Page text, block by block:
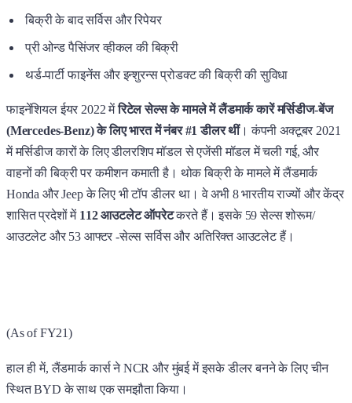
बिक्री के बाद सर्विस और रिपेयर
प्री ओन्ड पैसिंजर व्हीकल की बिक्री
थर्ड-पार्टी फाइनेंस और इन्शुरन्स प्रोडक्ट की बिक्री की सुविधा
फाइनेंशियल ईयर 2022 मेंरिटेल सेल्स के मामले में लैंडमार्क कारें मर्सिडीज-बेंज
(Mercedes-Benz) के लिए भारत में नंबर #1 डीलर थीं। कंपनी अक्टूबर 2021
में मर्सिडीज कारों के लिए डीलरशिप मॉडल से एजेंसी मॉडल में चली गई, और
वाहनों की बिक्री पर कमीशन कमाती है। थोक बिक्री के मामले में लैंडमार्क
Honda और Jeep के लिए भी टॉप डीलर था। वे अभी 8 भारतीय राज्यों और केंद्र
शासित प्रदेशों में 112 आउटलेट ऑपरेटकरते हैं। इसके 59 सेल्स शोरूम/
आउटलेट और 53 आफ्टर -सेल्स सर्विस और अतिरिक्त आउटलेट हैं।
(As of FY21)
हाल ही में, लैंडमार्क कार्स ने NCR और मुंबई में इसके डीलर बनने के लिए चीन
स्थित BYD के साथ एक समझौता किया।